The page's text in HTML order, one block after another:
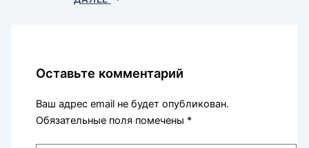
Оставьте комментарий
Ваш адрес email не будет опубликован.
Обязательные поля помечены *